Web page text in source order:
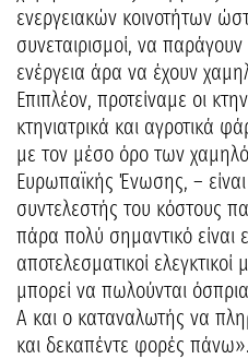
ενεργειακών κοινοτήτων
συνεταιρισμοί, να
ενέργεια άρα να έχουν
Επιπλέον, προτείναμε οι
κτηνιατρικά και αγροτικά
με τον μέσο όρο των
Ευρωπαϊκής Ένωσης, –
συντελεστής του κόστους
πάρα πολύ σημαντικό είναι
αποτελεσματικοί
μπορεί να πωλούνται
Α και ο καταναλωτής να
και δεκαπέντε φορές πάνω».